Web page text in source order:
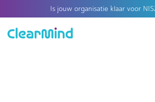
Is jouw organisatie klaar voor